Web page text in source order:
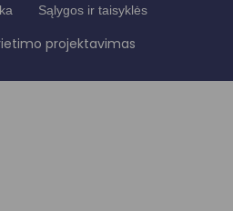
Sąlygos ir taisyklės
projektavimas